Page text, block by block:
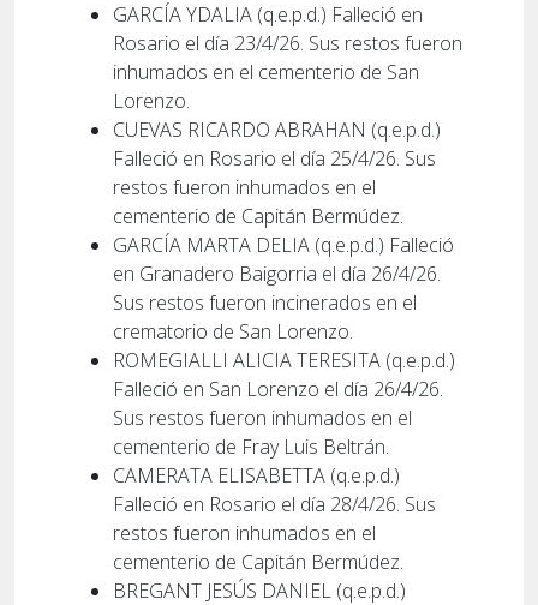
GARCÍA YDALIA (q.e.p.d.) Falleció en
Rosario el día 23/4/26. Sus restos fueron
inhumados en el cementerio de San
Lorenzo.
CUEVAS RICARDO ABRAHAN (q.e.p.d.)
Falleció en Rosario el día 25/4/26. Sus
restos fueron inhumados en el
cementerio de Capitán Bermúdez.
GARCÍA MARTA DELIA (q.e.p.d.) Falleció
en Granadero Baigorria el día 26/4/26.
Sus restos fueron incinerados en el
crematorio de San Lorenzo.
ROMEGIALLI ALICIA TERESITA (q.e.p.d.)
Falleció en San Lorenzo el día 26/4/26.
Sus restos fueron inhumados en el
cementerio de Fray Luis Beltrán.
CAMERATA ELISABETTA (q.e.p.d.)
Falleció en Rosario el día 28/4/26. Sus
restos fueron inhumados en el
cementerio de Capitán Bermúdez.
BREGANT JESÚS DANIEL (q.e.p.d.)